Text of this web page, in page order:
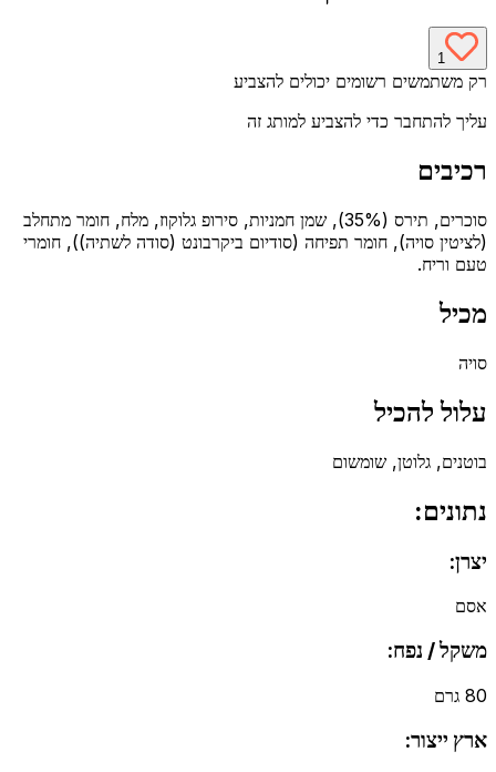
1
רק משתמשים רשומים יכולים להצביע
עליך להתחבר כדי להצביע למותג זה
רכיבים
סוכרים, תירס (35%), שמן חמניות, סירופ גלוקוז, מלח, חומר מתחלב
(לציטין סויה), חומר תפיחה (סודיום ביקרבונט (סודה לשתיה)), חומרי
טעם וריח.
מכיל
סויה
עלול להכיל
בוטנים, גלוטן, שומשום
נתונים:
יצרן:
אסם
משקל / נפח:
80 גרם
ארץ ייצור: